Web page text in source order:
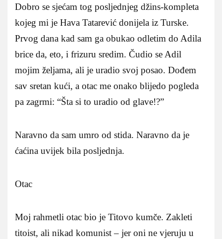
Dobro se sjećam tog posljednjeg džins‑kompleta
kojeg mi je Hava Tatarević donijela iz Turske.
Prvog dana kad sam ga obukao odletim do Adila
brice da, eto, i frizuru sredim. Čudio se Adil
mojim željama, ali je uradio svoj posao. Dođem
sav sretan kući, a otac me onako blijedo pogleda
pa zagrmi: “Šta si to uradio od glave!?”
Naravno da sam umro od stida. Naravno da je
ćaćina uvijek bila posljednja.
Otac
Moj rahmetli otac bio je Titovo kumče. Zakleti
titoist, ali nikad komunist – jer oni ne vjeruju u